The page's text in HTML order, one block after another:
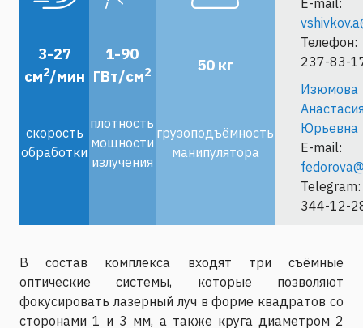
237-83-
Изюмова
Юрьевна
E-mail:
344-12-
3-27
cм2/мин
1-90
ГВт/см2 50 кг
скорость
обработки
плотность
мощности
излучения
грузоподъёмность
манипулятора
В состав комплекса входят три съёмные
оптические системы, которые позволяют
фокусировать лазерный луч в форме квадратов со
сторонами 1 и 3 мм, а также круга диаметром 2